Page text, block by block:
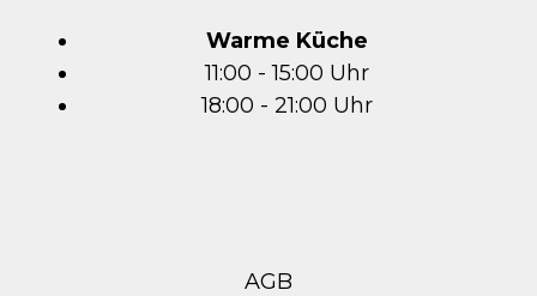
Warme Küche
11:00 - 15:00 Uhr
18:00 - 21:00 Uhr
AGB